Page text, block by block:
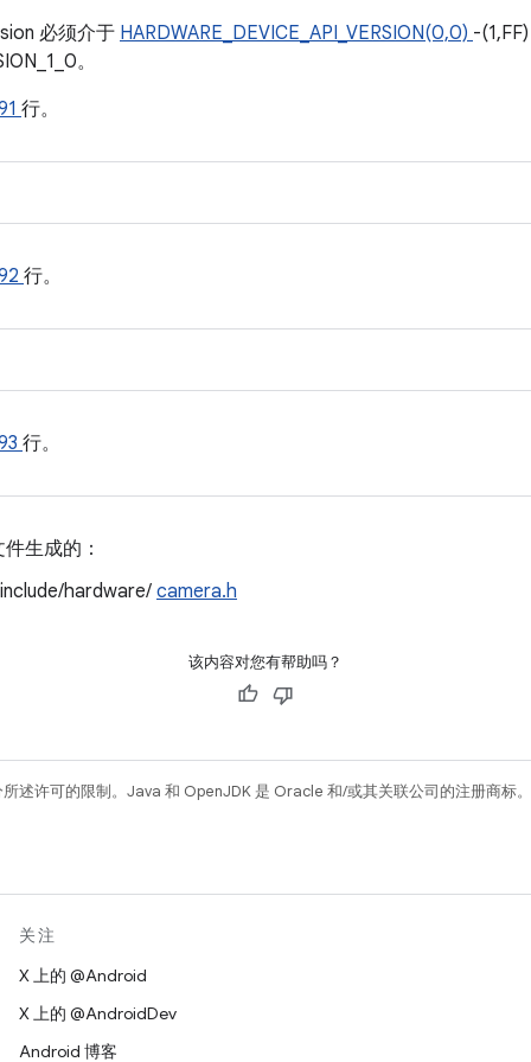
必须介于 HARDWARE_DEVICE_API_VERSION(0,0) -
。
行。
行。
行。
生成的：
hardware/ camera.h
该内容对您有帮助吗？
所述许可的限制。Java 和 OpenJDK 是 Oracle 和/或其关联公司的注册商标。
关注
X 上的 @Android
X 上的 @AndroidDev
Android 博客